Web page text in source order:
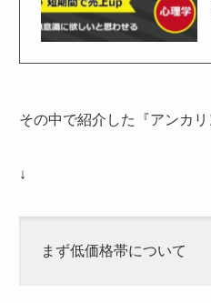
その中で紹介した『アンカ
↓
まず低価格帯について